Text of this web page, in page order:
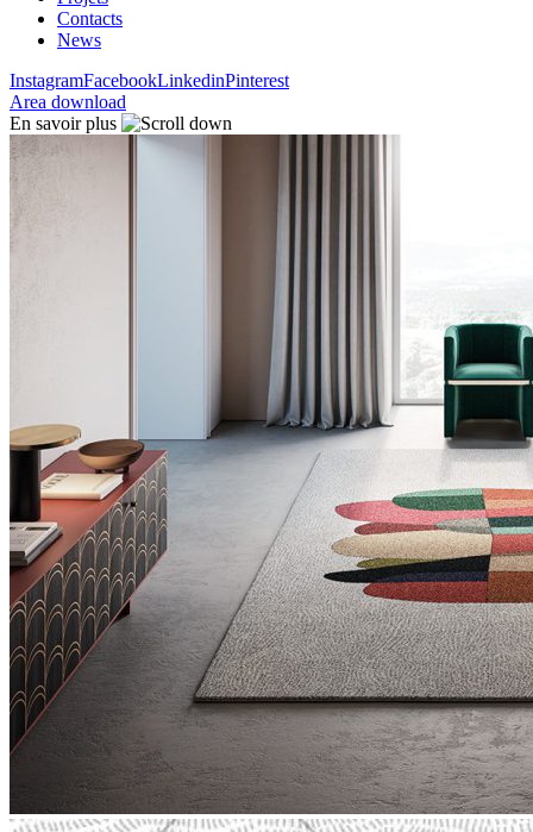
Contacts
News
InstagramFacebookLinkedinPinterest
Area download
En savoir plus